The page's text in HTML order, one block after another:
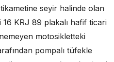
seyir halinde olan
KRJ 89 plakalı hafif ticari
motosikletteki
pompalı tüfekle